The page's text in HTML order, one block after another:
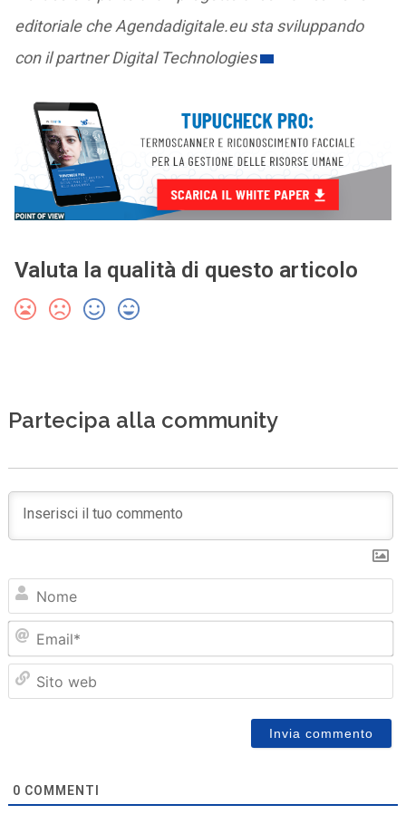
editoriale che Agendadigitale.eu sta sviluppando
con il partner Digital Technologies
Valuta la qualità di questo articolo
Partecipa alla community
0 COMMENTI